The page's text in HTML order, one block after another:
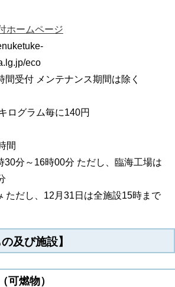
ホームページ
eco
間受付 メンテナンス期間は除く
グラム毎に140円
間
30分～16時00分 ただし、臨海工場は
ただし、12月31日は全施設15時まで
及び施設】
可燃物）